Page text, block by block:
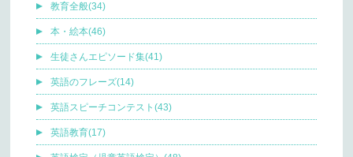
教育全般(34)
本・絵本(46)
生徒さんエピソード集(41)
英語のフレーズ(14)
英語スピーチコンテスト(43)
英語教育(17)